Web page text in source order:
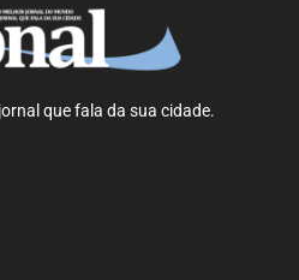
que fala da sua cidade.